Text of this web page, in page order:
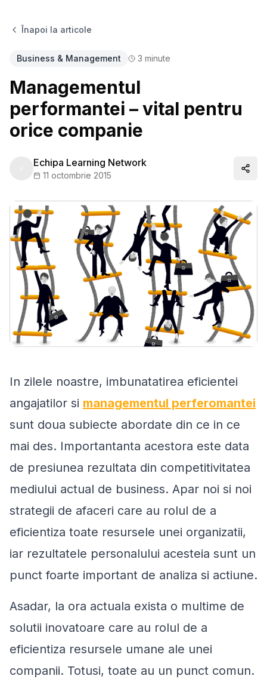
Înapoi la articole
Business & Management 3 minute
Managementul
performantei – vital pentru
orice companie
Echipa Learning Network
11 octombrie 2015
In zilele noastre, imbunatatirea eficientei
angajatilor si managementul perferomantei
sunt doua subiecte abordate din ce in ce
mai des. Importantanta acestora este data
de presiunea rezultata din competitivitatea
mediului actual de business. Apar noi si noi
strategii de afaceri care au rolul de a
eficientiza toate resursele unei organizatii,
iar rezultatele personalului acesteia sunt un
punct foarte important de analiza si actiune.
Asadar, la ora actuala exista o multime de
solutii inovatoare care au rolul de a
eficientiza resursele umane ale unei
companii. Totusi, toate au un punct comun.